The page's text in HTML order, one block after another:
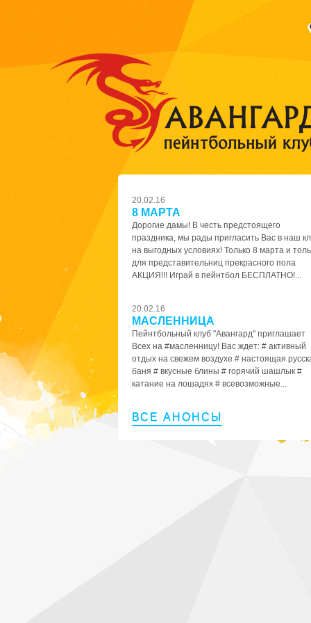
20.02.16
8 МАРТА
Дорогие дамы! В честь предстоящего
праздника, мы рады пригласить Вас в наш
на выгодных условиях! Только 8 марта и
для представительниц прекрасного пола
АКЦИЯ!!! Играй в пейнтбол БЕСПЛАТНО!...
20.02.16
МАСЛЕННИЦА
Пейнтбольный клуб "Авангард" приглашает
Всех на #масленницу! Вас ждет: # активный
отдых на свежем воздухе # настоящая
баня # вкусные блины # горячий шашлык #
катание на лошадях # всевозможные...
ВСЕ АНОНСЫ